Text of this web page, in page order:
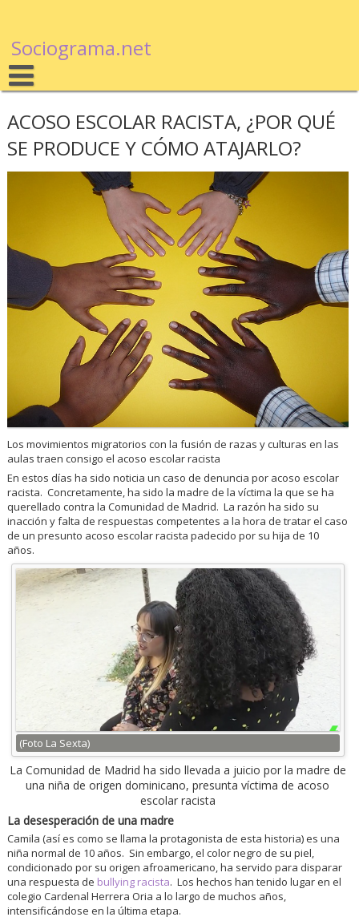
Sociograma.net
ACOSO ESCOLAR RACISTA, ¿POR QUÉ
SE PRODUCE Y CÓMO ATAJARLO?
Los movimientos migratorios con la fusión de razas y culturas en las
aulas traen consigo el acoso escolar racista
En estos días ha sido noticia un caso de denuncia por acoso escolar
racista. Concretamente, ha sido la madre de la víctima la que se ha
querellado contra la Comunidad de Madrid. La razón ha sido su
inacción y falta de respuestas competentes a la hora de tratar el caso
de un presunto acoso escolar racista padecido por su hija de 10
años.
(Foto La Sexta)
La Comunidad de Madrid ha sido llevada a juicio por la madre de
una niña de origen dominicano, presunta víctima de acoso
escolar racista
La desesperación de una madre
Camila (así es como se llama la protagonista de esta historia) es una
niña normal de 10 años. Sin embargo, el color negro de su piel,
condicionado por su origen afroamericano, ha servido para disparar
una respuesta de bullying racista. Los hechos han tenido lugar en el
colegio Cardenal Herrera Oria a lo largo de muchos años,
intensificándose en la última etapa.